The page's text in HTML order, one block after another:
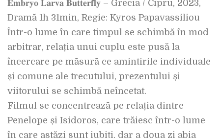
𝐄𝐦𝐛𝐫𝐲𝐨 𝐋𝐚𝐫𝐯𝐚 𝐁𝐮𝐭𝐭𝐞𝐫𝐟𝐥𝐲 – Grecia / Cipru, 2023,
Dramă 1h 31min, Regie: Kyros Papavassiliou
Într-o lume în care timpul se schimbă în mod
arbitrar, relația unui cuplu este pusă la
încercare pe măsură ce amintirile individuale
și comune ale trecutului, prezentului și
viitorului se schimbă neîncetat.
Filmul se concentrează pe relația dintre
Penelope și Isidoros, care trăiesc într-o lume
în care astăzi sunt iubiți, dar a doua zi abia